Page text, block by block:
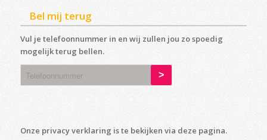
Bel mij terug
Vul je telefoonnummer in en wij zullen jou zo spoedig
mogelijk terug bellen.
Onze privacy verklaring is te bekijken via deze pagina.